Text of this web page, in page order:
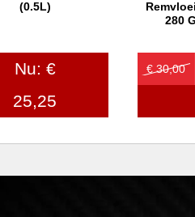
In winkelwagen
(0.5L)
Nu: €
25,25
In
280
€ 30,00